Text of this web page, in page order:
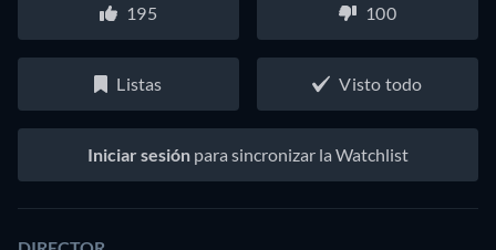
195 100
Listas Visto todo
Iniciar sesión para sincronizar la Watchlist